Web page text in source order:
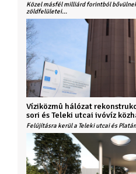
Közel másfél milliárd forintból
zöldfelületei...
Víziközmû hálózat
sori és Teleki utcai ivóvíz
Felújításra kerül a Teleki utcai és